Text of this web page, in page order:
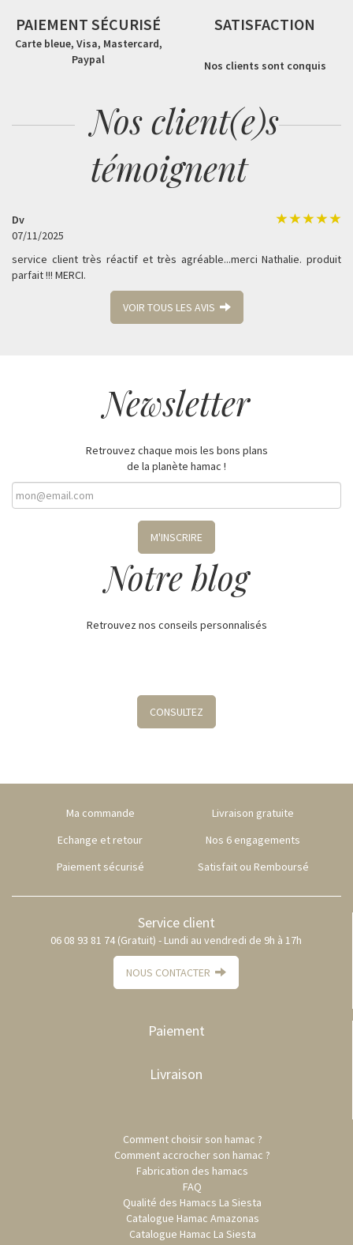
PAIEMENT SÉCURISÉ
Carte bleue, Visa, Mastercard,
Paypal
SATISFACTION
Nos clients sont conquis
Nos client(e)s
témoignent
Dv
07/11/2025
service client très réactif et très agréable...merci Nathalie. produit
parfait !!! MERCI.
VOIR TOUS LES AVIS
Newsletter
Retrouvez chaque mois les bons plans
de la planète hamac !
M'INSCRIRE
Notre blog
Retrouvez nos conseils personnalisés
CONSULTEZ
Ma commande
Livraison gratuite
Echange et retour
Nos 6 engagements
Paiement sécurisé
Satisfait ou Remboursé
Service client
06 08 93 81 74 (Gratuit) - Lundi au vendredi de 9h à 17h
NOUS CONTACTER
Paiement
Livraison
Comment choisir son hamac ?
Comment accrocher son hamac ?
Fabrication des hamacs
FAQ
Qualité des Hamacs La Siesta
Catalogue Hamac Amazonas
Catalogue Hamac La Siesta